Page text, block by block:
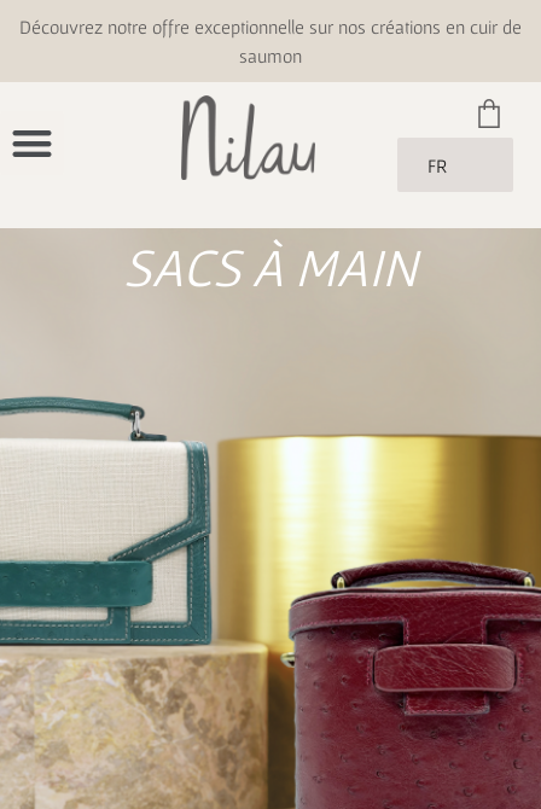
Découvrez notre offre exceptionnelle sur nos créations en cuir de
saumon
FR
SACS À MAIN